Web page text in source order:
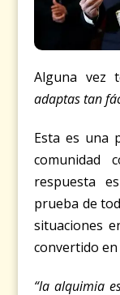
Alguna vez
adaptas tan
Esta es una
comunidad
respuesta
prueba de
situaciones
convertido
“la alquimia